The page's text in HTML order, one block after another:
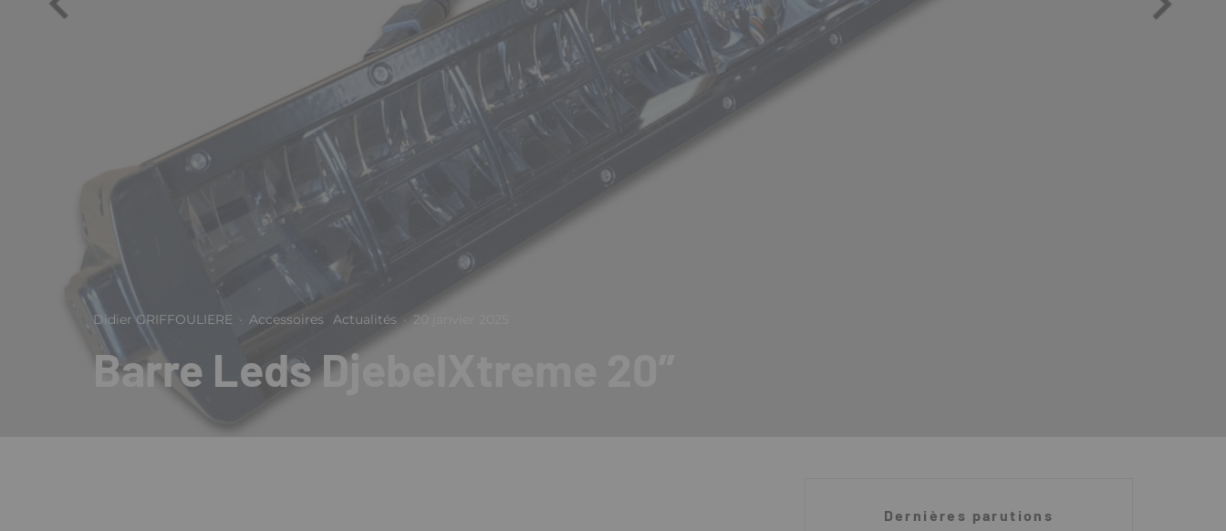
Didier GRIFFOULIERE · Accessoires Actualités · 20 janvier 2025
Barre Leds DjebelXtreme 20”
Dernières parutions